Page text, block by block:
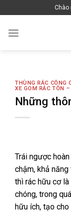
to
content
Chào
THÙNG RÁC CÔNG
XE GOM RÁC TÔN
Những
Trái ngược
chậm, khả
thì rác hữu cơ
chóng, trong
hữu ích, tạo